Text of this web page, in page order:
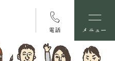
電話 メニュー